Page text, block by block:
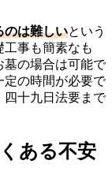
のは難しいという
事も簡素なも
墓の場合は可能で
定の時間が必要で
四十九日法要まで
ある不安